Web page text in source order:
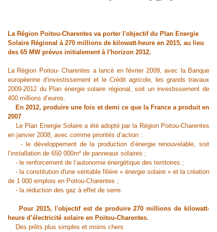
La Région Poitou-Charentes va porter l'objectif du Plan Energie
Solaire Régional à 270 millions de kilowatt-heure en 2015, au lieu
des 65 MW prévus initialement à l'horizon 2012.
La Région Poitou- Charentes a lancé en février 2009, avec la Banque
européenne d’investissement et le Crédit agricole, les grands travaux
2009-2012 du Plan énergie solaire régional, soit un investissement de
400 millions d’euros.
En 2012, produire une fois et demi ce que la France a produit en
2007
Le Plan Energie Solaire a été adopté par la Région Poitou-Charentes
en janvier 2008, avec comme priorités d’action :
- le développement de la production d’énergie renouvelable, soit
l’installation de 650 000m² de panneaux solaires ;
- le renforcement de l’autonomie énergétique des territoires ;
- la constitution d'une véritable filière « énergie solaire » et la création
de 1 000 emplois en Poitou-Charentes ;
- la réduction des gaz à effet de serre.
Pour 2015, l'objectif est de produire 270 millions de kilowatt-
heure d’électricité solaire en Poitou-Charentes.
Des prêts plus simples et moins chers